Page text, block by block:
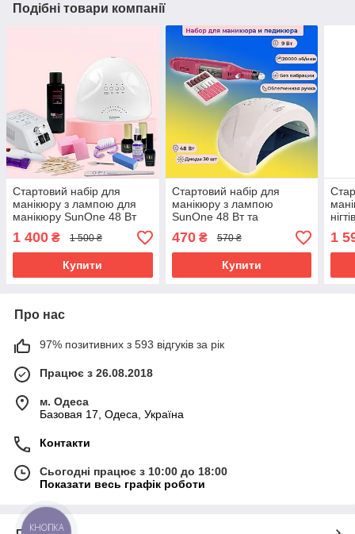
Подібні товари компанії
Стартовий набір для
манікюру з лампою для
манікюру SunOne 48 Вт
Фреза lina mercedes
20000 база топ 12мл та
гель лак milano
1 400 ₴ 1 500 ₴
Купити
Стартовий набір для
манікюру з лампою
SunOne 48 Вт та
фрезером ручкою MPS
20000 об/хв.
470₴ 570 ₴
Купити
для
1
Про нас
97% позитивних з 593 відгуків за рік
Працює з 26.08.2018
м. Одеса
Базовая 17, Одеса, Україна
Контакти
Сьогодні працює з 10:00 до 18:00
Показати весь графік роботи
КНОПКА